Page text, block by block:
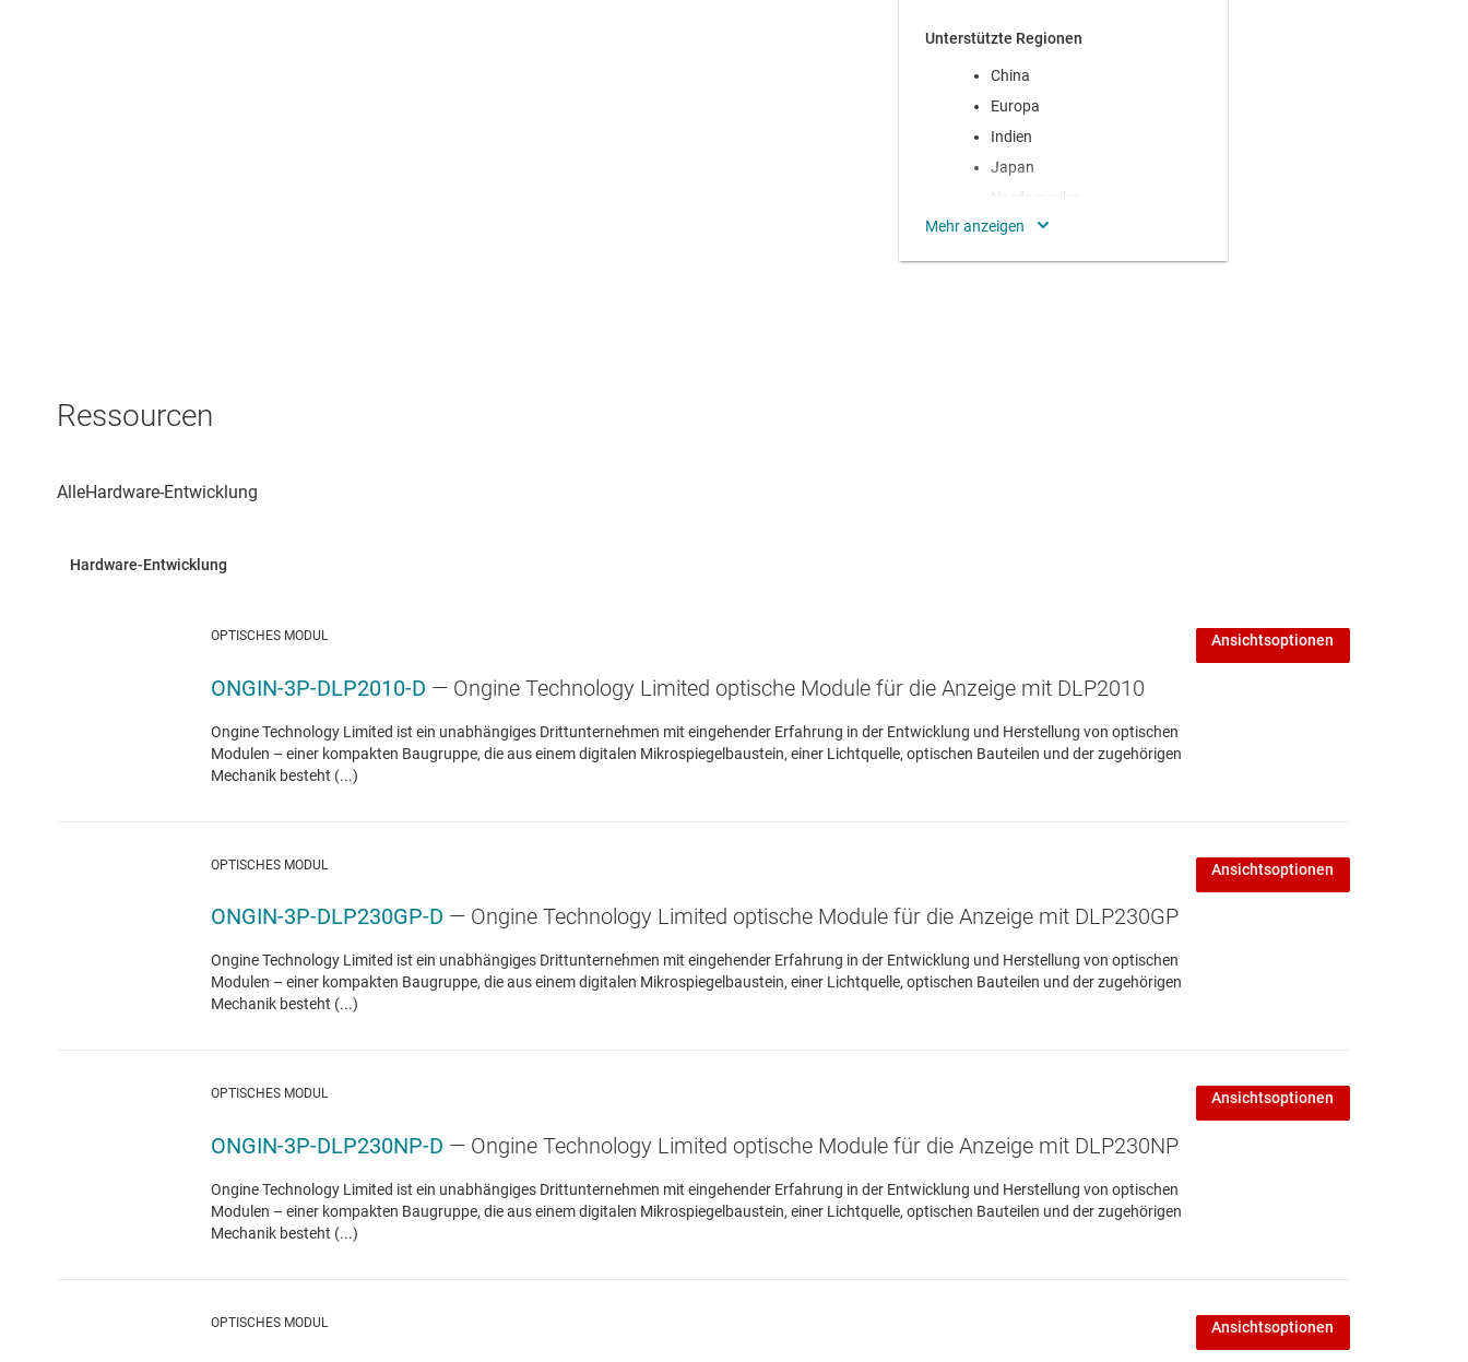
Unterstützte Regionen
China
Europa
Indien
Japan
Nordamerika
Rest Asiens
Ressourcen
OPTISCHES MODUL
ONGIN-3P-DLP2010-D — Ongine Technology Limited optische Module für die Anzeige mit DLP2010
Ongine Technology Limited ist ein unabhängiges Drittunternehmen mit eingehender Erfahrung in der Entwicklung und Herstellung von optischen
Modulen – einer kompakten Baugruppe, die aus einem digitalen Mikrospiegelbaustein, einer Lichtquelle, optischen Bauteilen und der zugehörigen
Mechanik besteht (...)
Ansichtsoptionen
OPTISCHES MODUL
ONGIN-3P-DLP230GP-D — Ongine Technology Limited optische Module für die Anzeige mit DLP230GP
Ongine Technology Limited ist ein unabhängiges Drittunternehmen mit eingehender Erfahrung in der Entwicklung und Herstellung von optischen
Modulen – einer kompakten Baugruppe, die aus einem digitalen Mikrospiegelbaustein, einer Lichtquelle, optischen Bauteilen und der zugehörigen
Mechanik besteht (...)
Ansichtsoptionen
OPTISCHES MODUL
ONGIN-3P-DLP230NP-D — Ongine Technology Limited optische Module für die Anzeige mit DLP230NP
Ongine Technology Limited ist ein unabhängiges Drittunternehmen mit eingehender Erfahrung in der Entwicklung und Herstellung von optischen
Modulen – einer kompakten Baugruppe, die aus einem digitalen Mikrospiegelbaustein, einer Lichtquelle, optischen Bauteilen und der zugehörigen
Mechanik besteht (...)
Ansichtsoptionen
OPTISCHES MODUL Ansichtsoptionen